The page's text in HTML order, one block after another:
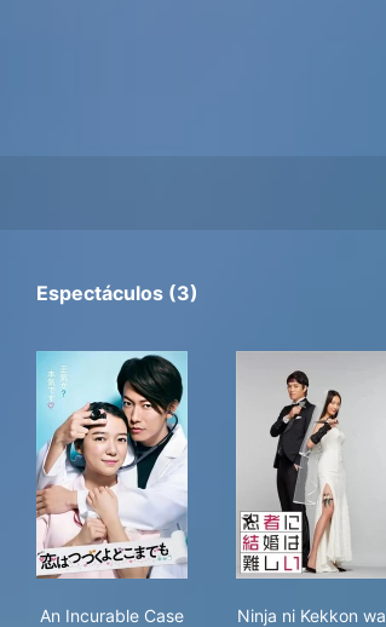
Espectáculos (3)
An Incurable Case
Ninja ni Kekkon wa